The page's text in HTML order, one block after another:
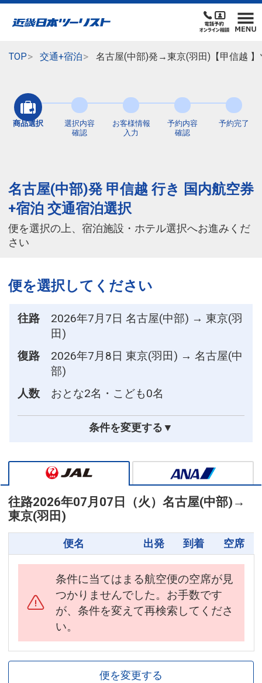
TOP 交通+宿泊 名古屋(中部)発→東京(羽田)【甲信越
商品選択
選択内容
確認
お客様情報
入力
予約内容
確認
予約完了
名古屋(中部)発 甲信越 行き 国内航空券
+宿泊 交通宿泊選択
便を選択の上、宿泊施設・ホテル選択へお進みくだ
さい
便を選択してください
往路
2026年7月7日 名古屋(中部) → 東京(羽
田)
復路
2026年7月8日 東京(羽田) → 名古屋(中
部)
人数
おとな2名・こども0名
条件を変更する▼
往路2026年07月07日（火） 名古屋(中部) →
東京(羽田)
便名 出発 到着 空席
条件に当てはまる航空便の空席が見
つかりませんでした。お手数です
が、条件を変えて再検索してくださ
い。
便を変更する